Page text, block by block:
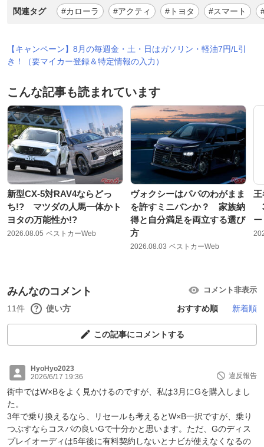
関連タグ #カローラ #アクティ #トヨタ #スマート
【キャンペーン】8月の毎週金・土・日はガソリン・軽油7円/L引
き！（要マイカー登録＆特定情報の入力）
こんな記事も読まれています
新型CX-5対RAV4ならどっ
ち!? マツダの人馬一体かト
ヨタの万能性か!?
2026.08.05 ベストカーWeb
ヴォクシーはパパのわがまま
を許すミニバンか？ 家族納
得と自分満足を両立する選び
方
2026.08.03 ベストカーWeb
みんなのコメント コメント非表示
11件 使い方 おすすめ順 新着順
この記事にコメントする
HyoHyo2023
2026/6/17 19:36
違反報告
街中ではW×Bをよく見かけるのですが、私は3月にGを購入しまし
た。
3年で乗り換えるなら、リセールも考えるとW×B一択ですが、乗り
つぶすならコスパの良いGで十分かと思います。ただ、Gのディス
プレイオーディは5年後に有料契約しないとナビが使えなくなるの